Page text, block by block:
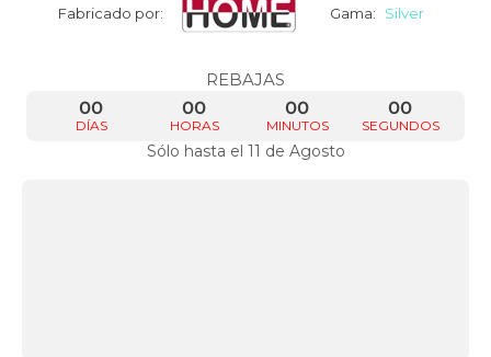
Fabricado por: Gama: Silver
REBAJAS
DÍAS
00
HORAS
00
MINUTOS
00
SEGUNDOS
00
Sólo hasta el 11 de Agosto